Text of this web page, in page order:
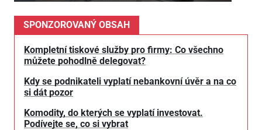
SPONZOROVANÝ OBSAH
Kompletní tiskové služby pro firmy: Co všechno
můžete pohodlně delegovat?
Kdy se podnikateli vyplatí nebankovní úvěr a na co
si dát pozor
Komodity, do kterých se vyplatí investovat.
Podívejte se, co si vybrat